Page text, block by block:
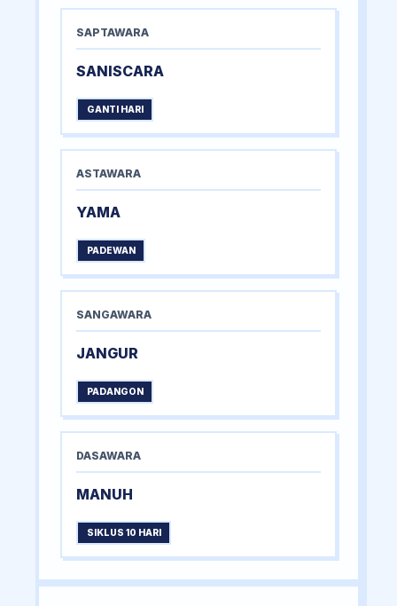
SAPTAWARA
SANISCARA
GANTI HARI
ASTAWARA
YAMA
PADEWAN
SANGAWARA
JANGUR
PADANGON
DASAWARA
MANUH
SIKLUS 10 HARI